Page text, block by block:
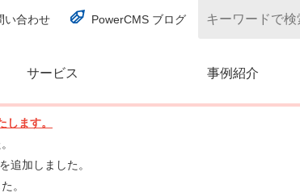
い合わせ PowerCMS ブログ
サービス 事例紹介
(別ウィンドウで開く)
ます。
を追加しました。
。